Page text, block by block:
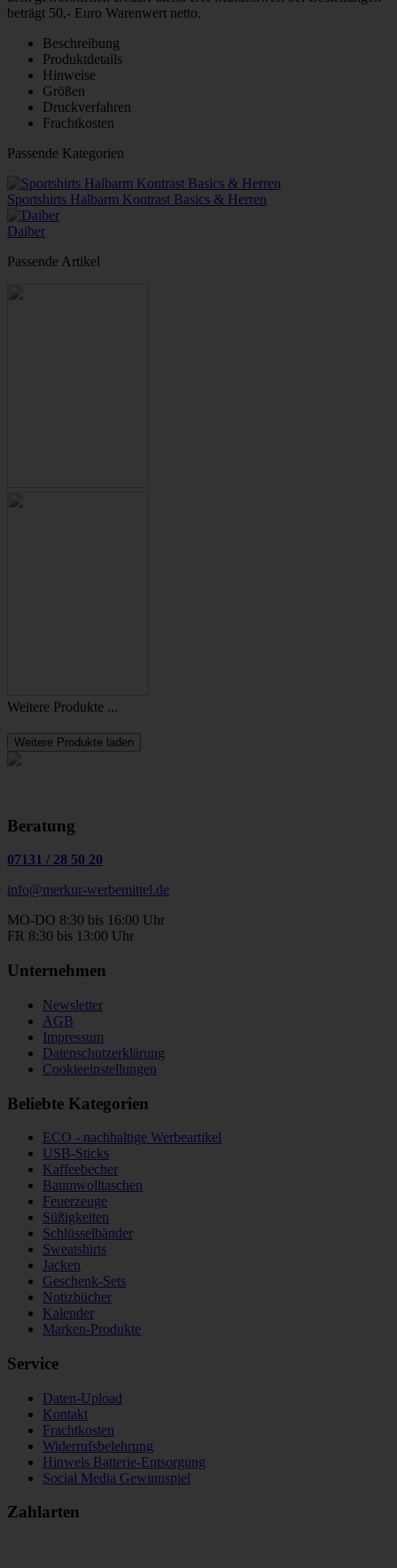
beträgt 50,- Euro Warenwert netto.
Beschreibung
Produktdetails
Hinweise
Größen
Druckverfahren
Frachtkosten
Passende Kategorien
Sportshirts Halbarm Kontrast Basics & Herren
Daiber
Passende Artikel
Weitere Produkte ...
Weitere Produkte laden
Beratung
07131 / 28 50 20
info@merkur-werbemittel.de
MO-DO 8:30 bis 16:00 Uhr
FR 8:30 bis 13:00 Uhr
Unternehmen
Newsletter
AGB
Impressum
Datenschutzerklärung
Cookieeinstellungen
Beliebte Kategorien
ECO - nachhaltige Werbeartikel
USB-Sticks
Kaffeebecher
Baumwolltaschen
Feuerzeuge
Süßigkeiten
Schlüsselbänder
Sweatshirts
Jacken
Geschenk-Sets
Notizbücher
Kalender
Marken-Produkte
Service
Daten-Upload
Kontakt
Frachtkosten
Widerrufsbelehrung
Hinweis Batterie-Entsorgung
Social Media Gewinnspiel
Zahlarten